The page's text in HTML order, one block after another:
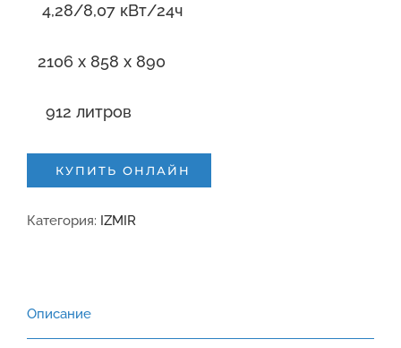
4,28/8,07 кВт/24ч
2106 x 858 x 890
912 литров
КУПИТЬ ОНЛАЙН
Категория: IZMIR
Описание